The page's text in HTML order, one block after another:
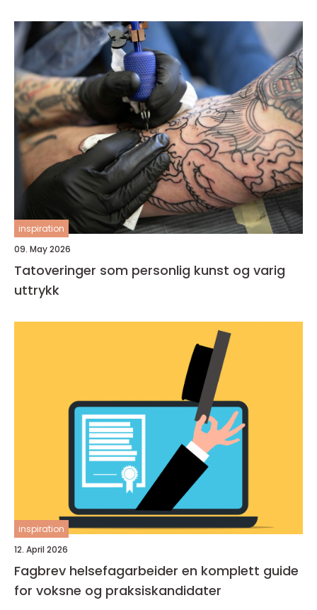
inspiration
09. May 2026
Tatoveringer som personlig kunst og varig
uttrykk
inspiration
12. April 2026
Fagbrev helsefagarbeider en komplett guide
for voksne og praksiskandidater